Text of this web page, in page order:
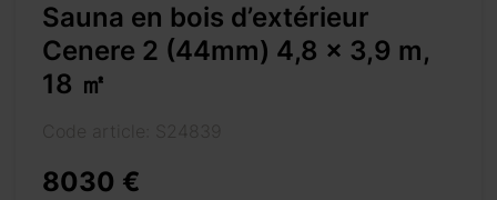
Sauna en bois d’extérieur
Cenere 2 (44mm) 4,8 x 3,9 m,
18 ㎡
8030 €
sauna.